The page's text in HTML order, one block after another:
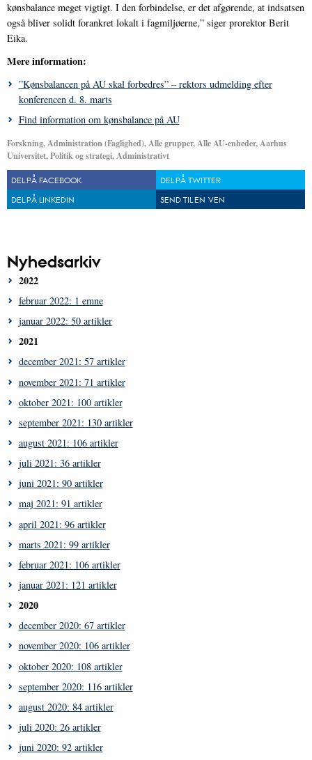
kønsbalance meget vigtigt. I den forbindelse, er det afgørende, at indsatsen
også bliver solidt forankret lokalt i fagmiljøerne,” siger prorektor Berit
Eika.
Mere information:
”Kønsbalancen på AU skal forbedres” – rektors udmelding efter
konferencen d. 8. marts
Find information om kønsbalance på AU
Forskning, Administration (Faglighed), Alle grupper, Alle AU-enheder, Aarhus
Universitet, Politik og strategi, Administrativt
DEL PÅ FACEBOOK
DEL PÅ TWITTER
DEL PÅ LINKEDIN
SEND TIL EN VEN
Nyhedsarkiv
2022
februar 2022: 1 emne
januar 2022: 50 artikler
2021
december 2021: 57 artikler
november 2021: 71 artikler
oktober 2021: 100 artikler
september 2021: 130 artikler
august 2021: 106 artikler
juli 2021: 36 artikler
juni 2021: 90 artikler
maj 2021: 91 artikler
april 2021: 96 artikler
marts 2021: 99 artikler
februar 2021: 106 artikler
januar 2021: 121 artikler
2020
december 2020: 67 artikler
november 2020: 106 artikler
oktober 2020: 108 artikler
september 2020: 116 artikler
august 2020: 84 artikler
juli 2020: 26 artikler
juni 2020: 92 artikler